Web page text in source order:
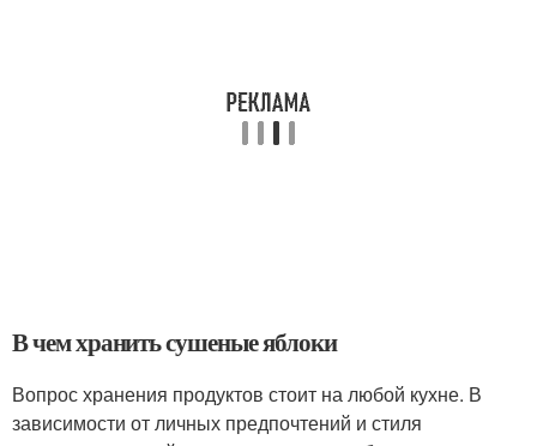
В чем хранить сушеные яблоки
Вопрос хранения продуктов стоит на любой кухне. В
зависимости от личных предпочтений и стиля